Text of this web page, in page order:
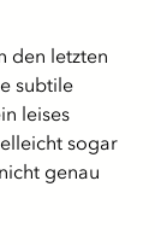
den letzten
subtile
leises
sogar
genau